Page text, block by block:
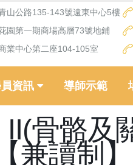
山公路135-143號遠東中心5樓
園第一期商場高層73號地鋪
業中心第二座104-105室
資訊 導師示範
骨骼及
【兼讀制】